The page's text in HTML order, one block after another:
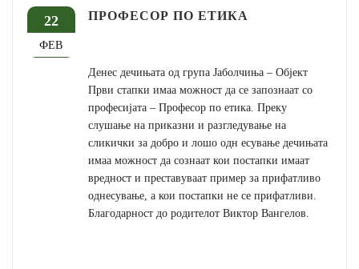
22
ФЕВ
ПРОФЕСОР ПО ЕТИКА
Денес дечињата од група Јаболчиња – Објект
Први стапки имаа можност да се запознаат со
професијата – Професор по етика. Преку
слушање на приказни и разгледување на
сликички за добро и лошо одн есување дечињата
имаа можност да сознаат кои постапки имаат
вредност и преставуваат пример за прифатливо
однесување, а кои постапки не се прифатливи.
Благодарност до родителот Виктор Вангелов.